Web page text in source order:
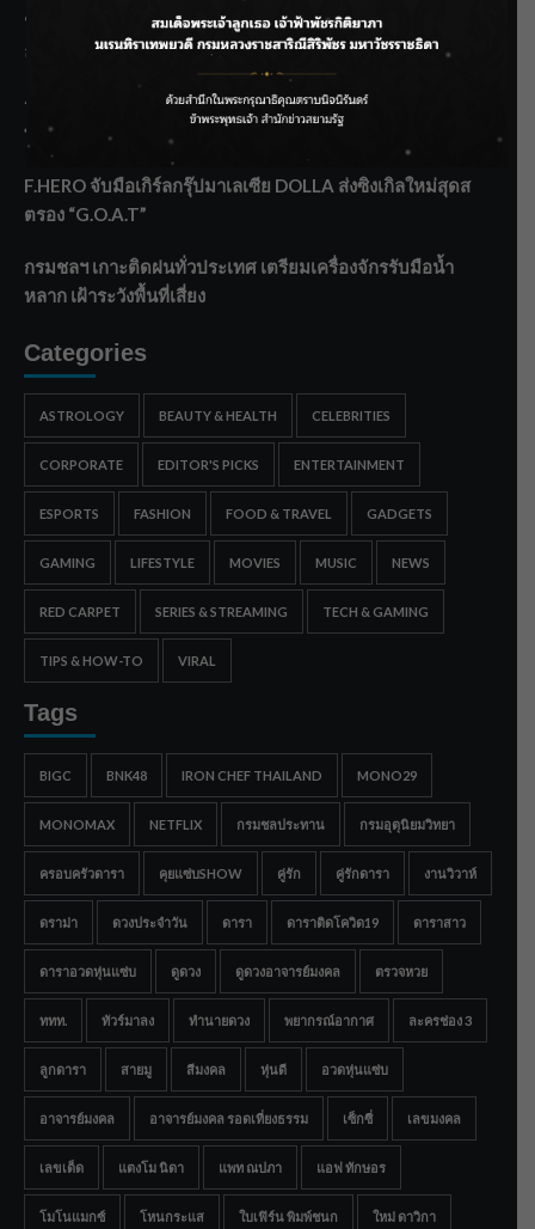
‘แมน การิน’ แชร์ความเชื่อชวนคิด! “อยากกินอะไรหลังจาก
ลาโลกนี้ ให้ใส่บาตรสิ่งนั้นไว้ตอนยังมีชีวิต”
ราชเลขานุการในพระองค์ฯ ติดตามโครงการหุบกะพง–ห้วย
ทรายใต้ เสริมความมั่นคงน้ำเพชรบุรี
F.HERO จับมือเกิร์ลกรุ๊ปมาเลเซีย DOLLA ส่งซิงเกิลใหม่สุดส
ตรอง “G.O.A.T”
กรมชลฯ เกาะติดฝนทั่วประเทศ เตรียมเครื่องจักรรับมือน้ำ
หลาก เฝ้าระวังพื้นที่เสี่ยง
Categories
ASTROLOGY BEAUTY & HEALTH CELEBRITIES
CORPORATE EDITOR'S PICKS ENTERTAINMENT
ESPORTS FASHION FOOD & TRAVEL GADGETS
GAMING LIFESTYLE MOVIES MUSIC NEWS
RED CARPET SERIES & STREAMING TECH & GAMING
TIPS & HOW-TO VIRAL
Tags
BIGC BNK48 IRON CHEF THAILAND MONO29
MONOMAX NETFLIX กรมชลประทาน กรมอุตุนิยมวิทยา
ครอบครัวดารา คุยแซ่บSHOW คู่รัก คู่รักดารา งานวิวาห์
ดราม่า ดวงประจำวัน ดารา ดาราติดโควิด19 ดาราสาว
ดาราอวดหุ่นแซ่บ ดูดวง ดูดวงอาจารย์มงคล ตรวจหวย
ททท. ทัวร์มาลง ทำนายดวง พยากรณ์อากาศ ละครช่อง 3
ลูกดารา สายมู สีมงคล หุ่นดี อวดหุ่นแซ่บ
อาจารย์มงคล อาจารย์มงคล รอดเที่ยงธรรม เซ็กซี่ เลขมงคล
เลขเด็ด แตงโม นิดา แพท ณปภา แอฟ ทักษอร
โมโนแมกซ์ โหนกระแส ใบเฟิร์น พิมพ์ชนก ใหม่ ดาวิกา